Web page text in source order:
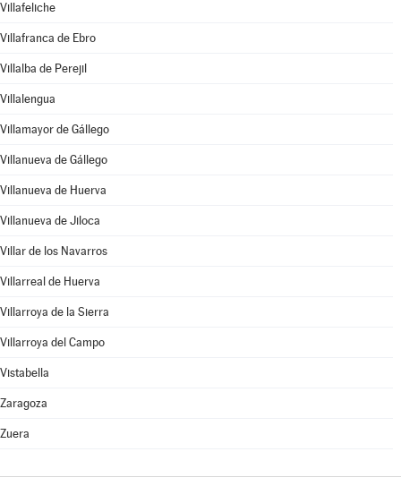
Villafeliche
Villafranca de Ebro
Villalba de Perejil
Villalengua
Villamayor de Gállego
Villanueva de Gállego
Villanueva de Huerva
Villanueva de Jiloca
Villar de los Navarros
Villarreal de Huerva
Villarroya de la Sierra
Villarroya del Campo
Vistabella
Zaragoza
Zuera